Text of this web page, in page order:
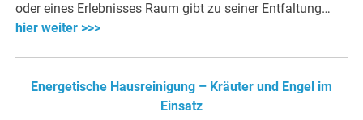
oder eines Erlebnisses Raum gibt zu seiner Entfaltung…
hier weiter >>>
Energetische Hausreinigung – Kräuter und Engel im
Einsatz